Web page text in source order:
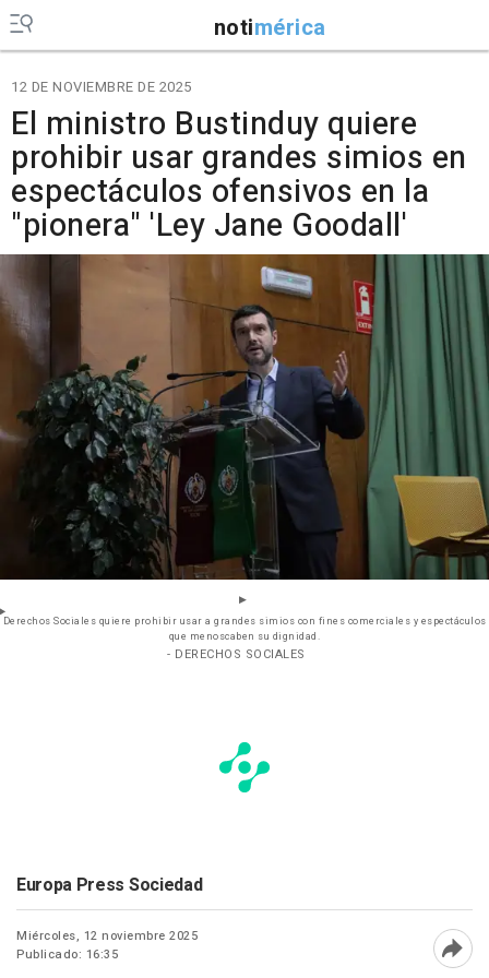
notimérica
12 DE NOVIEMBRE DE 2025
El ministro Bustinduy quiere
prohibir usar grandes simios en
espectáculos ofensivos en la
"pionera" 'Ley Jane Goodall'
Derechos Sociales quiere prohibir usar a grandes simios con fines comerciales y espectáculos
que menoscaben su dignidad.
- DERECHOS SOCIALES
Europa Press Sociedad
Miércoles, 12 noviembre 2025
Publicado: 16:35